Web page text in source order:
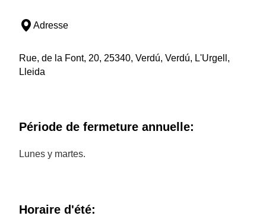
Adresse
Rue, de la Font, 20, 25340, Verdú, Verdú, L'Urgell,
Lleida
Période de fermeture annuelle:
Lunes y martes.
Horaire d'été: